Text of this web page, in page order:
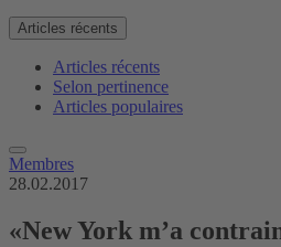
Articles récents
Articles récents
Selon pertinence
Articles populaires
Membres
28.02.2017
«New York m’a